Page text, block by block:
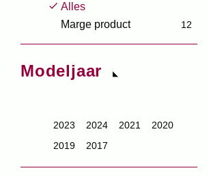
Alles
Marge product
12
Modeljaar
2023 2024 2021
2020
2019
2017